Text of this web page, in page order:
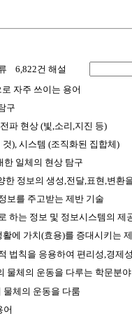
6,822건 해설
자주 쓰이는 용어
구
파 현상 (빛,소리,지진 등)
), 시스템 (조직화된 집합체)
한 일체의 현상 탐구
한 정보의 생성,전달,표현,변환
보를 주고받는 제반 기술
하는 정보 및 정보시스템의 제
활에 가치(효용)를 증대시키는
법칙을 응용하여 편리성,경제
물체의 운동을 다루는 학문분야
물체의 운동을 다룸
어